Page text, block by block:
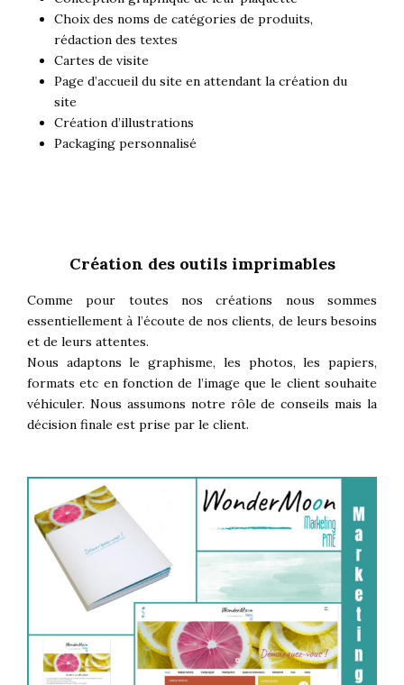
Choix des noms de catégories de produits,
rédaction des textes
Cartes de visite
Page d’accueil du site en attendant la création du
site
Création d’illustrations
Packaging personnalisé
Création des outils imprimables
Comme pour toutes nos créations nous sommes
essentiellement à l’écoute de nos clients, de leurs besoins
et de leurs attentes.
Nous adaptons le graphisme, les photos, les papiers,
formats etc en fonction de l’image que le client souhaite
véhiculer. Nous assumons notre rôle de conseils mais la
décision finale est prise par le client.